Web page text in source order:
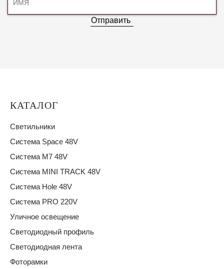
Отправить
КАТАЛОГ
Светильники
Система Space 48V
Система M7 48V
Система MINI TRACK 48V
Система Hole 48V
Система PRO 220V
Уличное освещение
Светодиодный профиль
Светодиодная лента
Фоторамки